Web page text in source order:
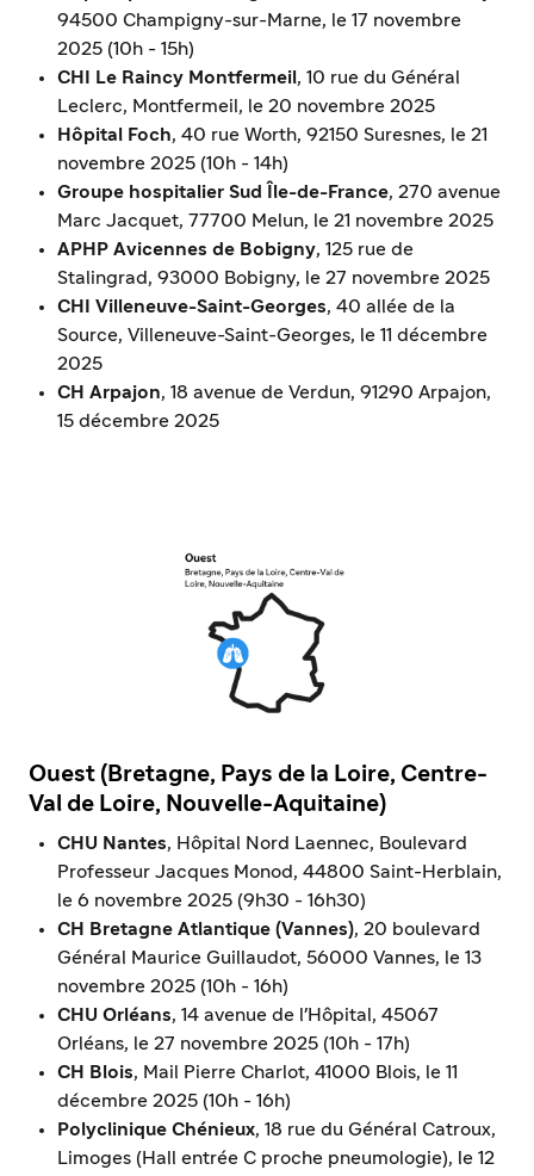
94500 Champigny-sur-Marne, le 17 novembre
2025 (10h - 15h)
CHI Le Raincy Montfermeil, 10 rue du Général
Leclerc, Montfermeil, le 20 novembre 2025
Hôpital Foch, 40 rue Worth, 92150 Suresnes, le 21
novembre 2025 (10h - 14h)
Groupe hospitalier Sud Île-de-France, 270 avenue
Marc Jacquet, 77700 Melun, le 21 novembre 2025
APHP Avicennes de Bobigny, 125 rue de
Stalingrad, 93000 Bobigny, le 27 novembre 2025
CHI Villeneuve-Saint-Georges, 40 allée de la
Source, Villeneuve-Saint-Georges, le 11 décembre
2025
CH Arpajon, 18 avenue de Verdun, 91290 Arpajon,
15 décembre 2025
Ouest (Bretagne, Pays de la Loire, Centre-
Val de Loire, Nouvelle-Aquitaine)
CHU Nantes, Hôpital Nord Laennec, Boulevard
Professeur Jacques Monod, 44800 Saint-Herblain,
le 6 novembre 2025 (9h30 - 16h30)
CH Bretagne Atlantique (Vannes), 20 boulevard
Général Maurice Guillaudot, 56000 Vannes, le 13
novembre 2025 (10h - 16h)
CHU Orléans, 14 avenue de l'Hôpital, 45067
Orléans, le 27 novembre 2025 (10h - 17h)
CH Blois, Mail Pierre Charlot, 41000 Blois, le 11
décembre 2025 (10h - 16h)
Polyclinique Chénieux, 18 rue du Général Catroux,
Limoges (Hall entrée C proche pneumologie), le 12